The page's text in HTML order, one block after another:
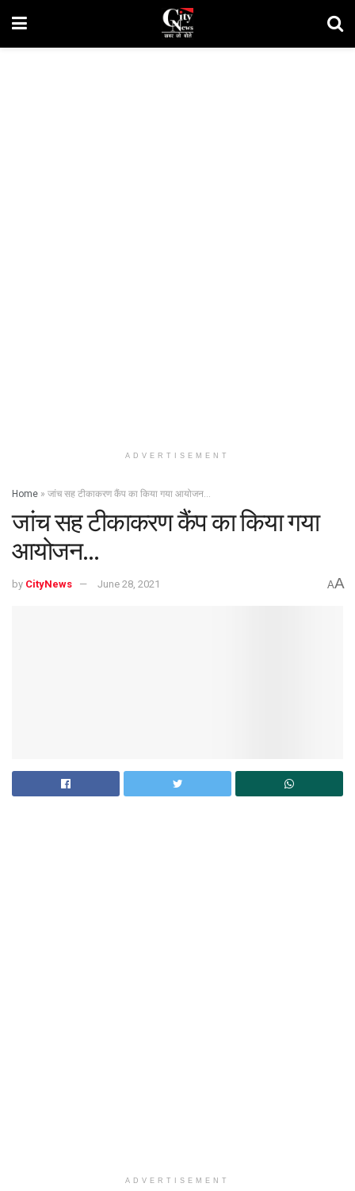
ADVERTISEMENT
Home » जांच सह टीकाकरण कैंप का किया गया आयोजन…
जांच सह टीकाकरण कैंप का किया गया
आयोजन…
by CityNews June 28, 2021 AA
ADVERTISEMENT